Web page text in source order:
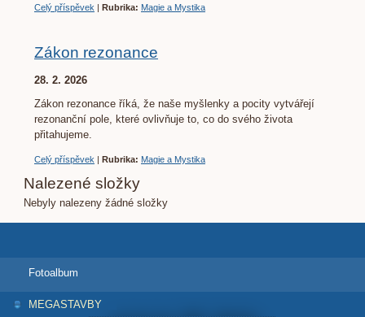
Celý příspěvek | Rubrika: Magie a Mystika
Zákon rezonance
28. 2. 2026
Zákon rezonance říká, že naše myšlenky a pocity vytvářejí
rezonanční pole, které ovlivňuje to, co do svého života
přitahujeme.
Celý příspěvek | Rubrika: Magie a Mystika
Nalezené složky
Nebyly nalezeny žádné složky
Fotoalbum
MEGASTAVBY